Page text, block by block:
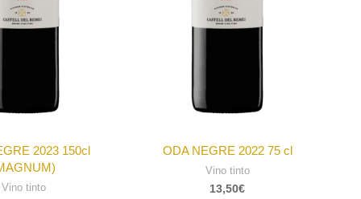
2023 150cl
Vino tinto
ODA NEGRE 2022 75 cl
Vino tinto
13,50€